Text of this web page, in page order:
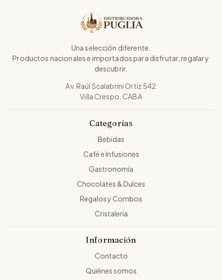
Una selección diferente.
Productos nacionales e importados para disfrutar, regalar y
descubrir.
Av. Raúl Scalabrini Ortiz 542
Villa Crespo, CABA
Categorías
Bebidas
Café e Infusiones
Gastronomía
Chocolates & Dulces
Regalos y Combos
Cristalería
Información
Contacto
Quiénes somos